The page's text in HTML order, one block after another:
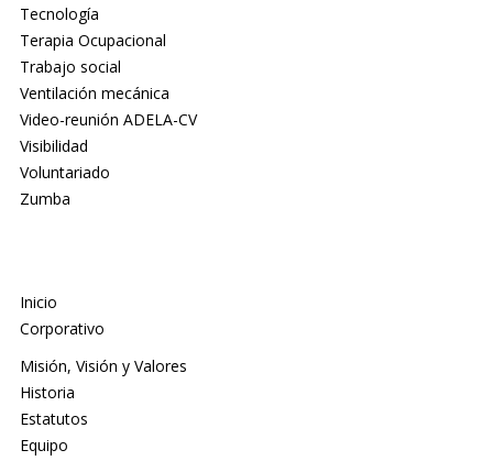
Tecnología
Terapia Ocupacional
Trabajo social
Ventilación mecánica
Video-reunión ADELA-CV
Visibilidad
Voluntariado
Zumba
Inicio
Corporativo
Misión, Visión y Valores
Historia
Estatutos
Equipo